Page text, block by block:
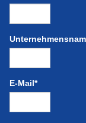
man auf
Verwendung von
ist.
E-Mail*